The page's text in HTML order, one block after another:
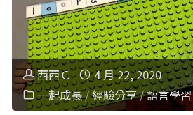
階
段
該
西西Ｃ
4 月 22, 2020
一起成長/經驗分享/語言學習